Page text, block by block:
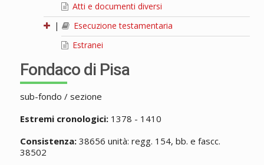
Atti e documenti diversi
|
Esecuzione testamentaria
Estranei
Fondaco di Pisa
sub-fondo / sezione
Estremi cronologici:1378 - 1410
Consistenza:38656 unità: regg. 154, bb. e fascc.
38502